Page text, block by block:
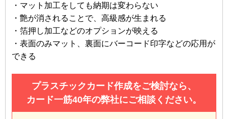
・マット加工をしても納期は変わらない
・艶が消されることで、高級感が生まれる
・箔押し加工などのオプションが映える
・表面のみマット、裏面にバーコード印字などの応用が
できる
プラスチックカード作成をご検討なら、
カード一筋40年の弊社にご相談ください。